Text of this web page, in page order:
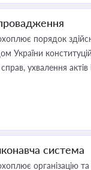
порядок
України
ухвалення
система
організацію